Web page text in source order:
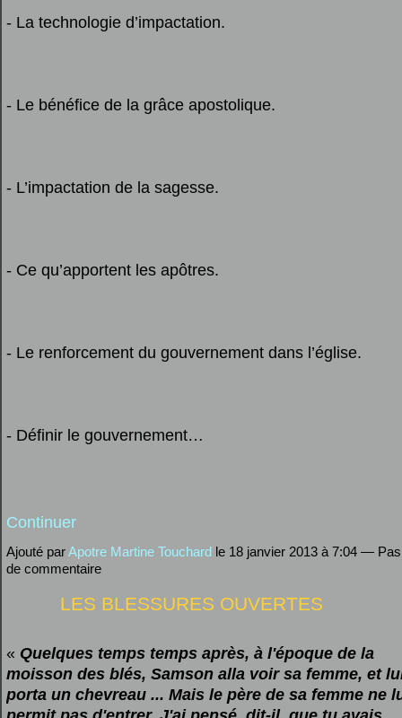
- La technologie d’impactation.
- Le bénéfice de la grâce apostolique.
- L’impactation de la sagesse.
- Ce qu’apportent les apôtres.
- Le renforcement du gouvernement dans l’église.
- Définir le gouvernement…
Continuer
Ajouté parApotre Martine Touchard le 18 janvier 2013 à 7:04 — Pas
de commentaire
LES BLESSURES OUVERTES
« Quelques temps temps après, à l'époque de la
moisson des blés, Samson alla voir sa femme, et
porta un chevreau ... Mais le père de sa femme ne